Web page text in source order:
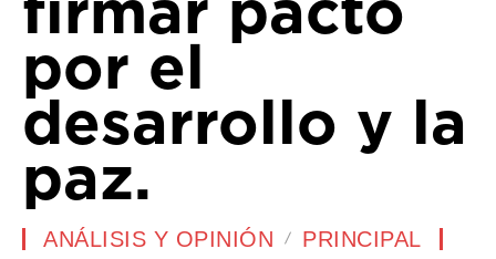
por el
desarrollo y la
paz.
ANÁLISIS Y OPINIÓN PRINCIPAL